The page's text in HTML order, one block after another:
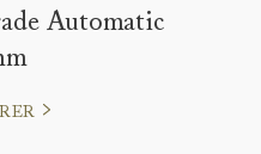
Automatic